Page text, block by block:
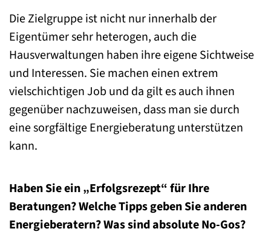
Die Zielgruppe ist nicht nur innerhalb der
Eigentümer sehr heterogen, auch die
Hausverwaltungen haben ihre eigene Sichtweise
und Interessen. Sie machen einen extrem
vielschichtigen Job und da gilt es auch ihnen
gegenüber nachzuweisen, dass man sie durch
eine sorgfältige Energieberatung unterstützen
kann.
Haben Sie ein „Erfolgsrezept“ für Ihre
Beratungen? Welche Tipps geben Sie anderen
Energieberatern? Was sind absolute No-Gos?